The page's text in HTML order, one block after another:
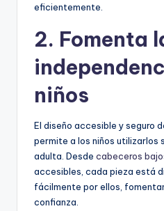
eficientemente.
2. Fomenta
niños
El diseño accesible y seguro
permite a los niños utilizarlos
adulta. Desde cabeceros
accesibles, cada pieza está
fácilmente por ellos,
confianza.